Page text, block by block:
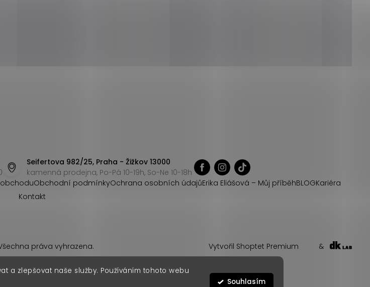
a zlepšovat naše služby. Používáním tohoto webu
Souhlasím
Seifertova 982/25, Praha - Žižkov 13000
kamenná prodejna, Po-Pá 10-19h, So-Ne 10-18h
Obchodní podmínkyOchrana osobních údajůErika Eliášová – Můj příběhBLOGKariéra
Kontakt
Vytvořil Shoptet Premium &
práva vyhrazena.